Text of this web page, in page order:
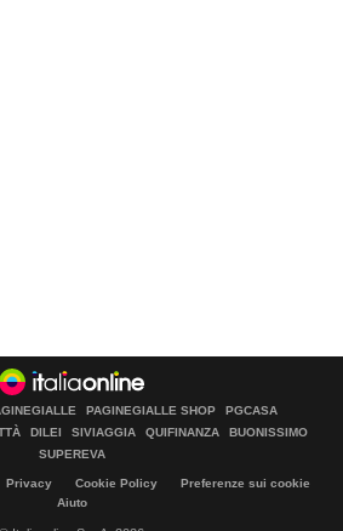
PAGINEGIALLE SHOP
PGCASA
DILEI SIVIAGGIA QUIFINANZA
BUONISSIMO
SUPEREVA
Privacy Cookie Policy
Preferenze sui cookie
Aiuto